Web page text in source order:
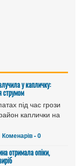
у капличку:
струмом
під час грози
каплички на
Коменарів - 0
отримала опіки,